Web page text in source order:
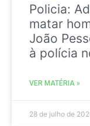
Policia:
matar
João
à polícia
VER MATÉRIA »
28 de julho de